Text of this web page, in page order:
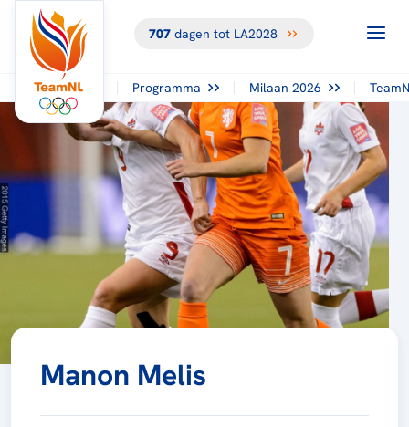
707dagen tot LA2028
Programma Milaan 2026
Manon Melis